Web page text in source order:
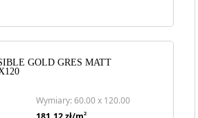
GOLD GRES MATT
Wymiary: 60.00 x 120.00
2